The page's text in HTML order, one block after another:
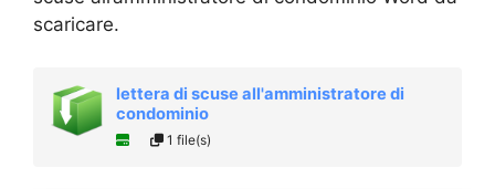
scaricare.
lettera di scuse all'amministratore di
condominio
1 file(s)